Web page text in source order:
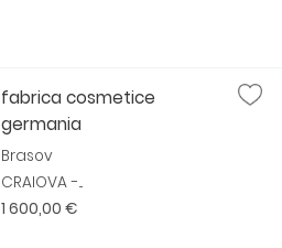
fabrica cosmetice
germania
Brasov
CRAIOVA -...
1 600,00 €